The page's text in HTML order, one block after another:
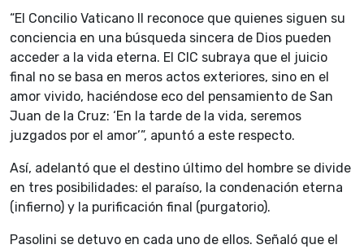
“El Concilio Vaticano II reconoce que quienes siguen su
conciencia en una búsqueda sincera de Dios pueden
acceder a la vida eterna. El CIC subraya que el juicio
final no se basa en meros actos exteriores, sino en el
amor vivido, haciéndose eco del pensamiento de San
Juan de la Cruz: ‘En la tarde de la vida, seremos
juzgados por el amor’”, apuntó a este respecto.
Así, adelantó que el destino último del hombre se divide
en tres posibilidades: el paraíso, la condenación eterna
(infierno) y la purificación final (purgatorio).
Pasolini se detuvo en cada uno de ellos. Señaló que el